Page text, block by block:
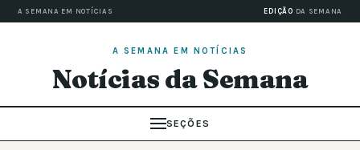
A SEMANA EM NOTÍCIAS EDIÇÃO DA SEMANA
A SEMANA EM NOTÍCIAS
Notícias da Semana
SEÇÕES